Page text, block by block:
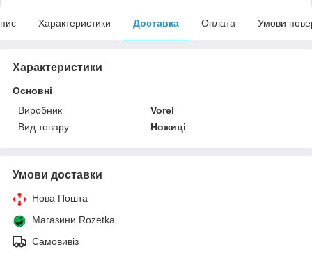
Характеристики Доставка Оплата Умови
Характеристики
Основні
Виробник
Vorel
Вид товару
Ножиці
Умови доставки
Нова Пошта
Магазини Rozetka
Самовивіз